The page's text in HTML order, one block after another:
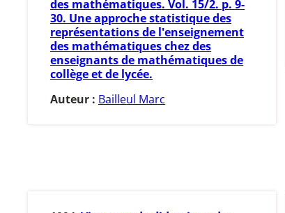
des mathématiques. Vol. 15/2. p. 9-
30. Une approche statistique des
représentations de l'enseignement
des mathématiques chez des
enseignants de mathématiques de
collège et de lycée.
Auteur : Bailleul Marc